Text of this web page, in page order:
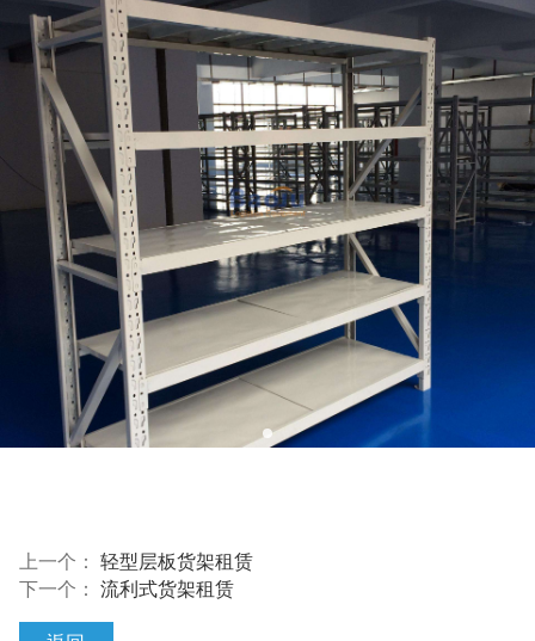
上一个： 轻型层板货架租赁
下一个： 流利式货架租赁